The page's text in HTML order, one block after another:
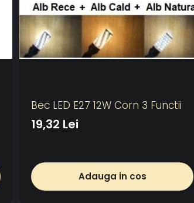
Bec LED E27 12W Corn 3 Functii
19,32 Lei
Adauga in cos